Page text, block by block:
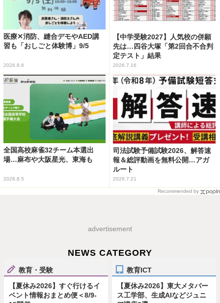
医療✕消防、縫合デモやAED講
習も「おしごと体験博」9/5
2026.8.6
【中学受験2027】人気校の併願
先は…四谷大塚「第2回合不合判
定テスト」結果
2026.7.16
全国高校麻雀32チーム本選出
場…麻布や大阪星光、東海も
2026.8.5
司法試験予備試験2026、解答速
報＆総評動画を無料公開…アガ
ルート
2026.7.21
Recommended by
advertisement
NEWS CATEGORY
教育・受験
【夏休み2026】すぐ行けるイ
ベント情報おまとめ便＜8/9-
教育ICT
【夏休み2026】東大メタバー
ス工学部、生成AIなどジュニ